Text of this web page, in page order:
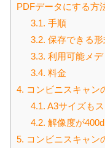
PDFデータにする方
3.1. 手順
3.2. 保存できる形
3.3. 利用可能メデ
3.4. 料金
4. コンビニスキャン
4.1. A3サイズも
4.2. 解像度が
5. コンビニスキャン